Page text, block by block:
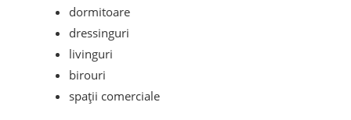
dormitoare
dressinguri
livinguri
birouri
spații comerciale